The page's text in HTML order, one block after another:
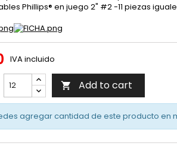
Phillips® en juego 2" #2 -11 piezas
IVA incluido
 Add to cart
agregar cantidad de este producto en